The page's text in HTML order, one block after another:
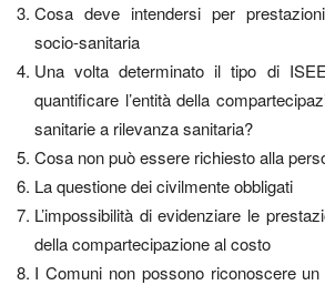
Cosa deve intendersi per
socio-sanitaria
Una volta determinato il tipo di
quantificare l’entità della
sanitarie a rilevanza sanitaria?
Cosa non può essere richiesto alla
La questione dei civilmente obbligati
L’impossibilità di evidenziare le
della compartecipazione al costo
I Comuni non possono riconoscere